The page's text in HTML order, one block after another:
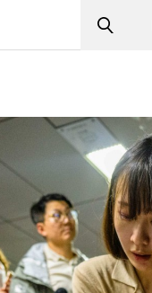
Search